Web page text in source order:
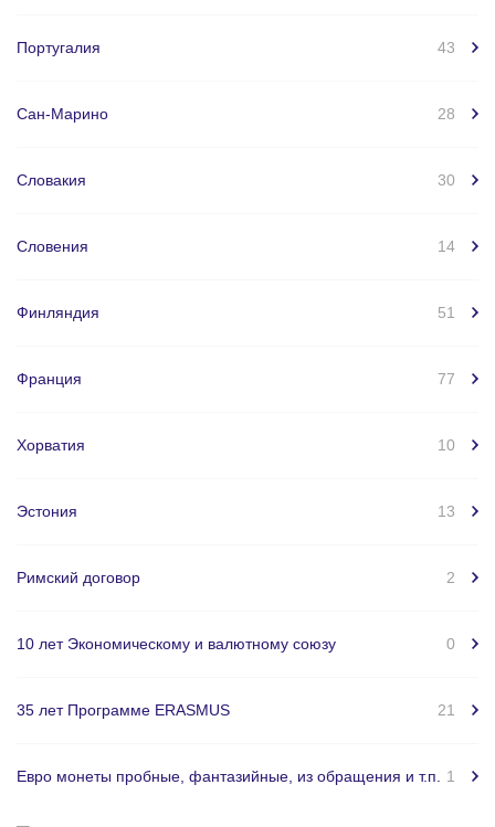
Португалия 43
Сан-Марино 28
Словакия 30
Словения 14
Финляндия 51
Франция 77
Хорватия 10
Эстония 13
Римский договор 2
10 лет Экономическому и валютному союзу 0
35 лет Программе ERASMUS 21
Евро монеты пробные, фантазийные, из обращения и т.п. 1